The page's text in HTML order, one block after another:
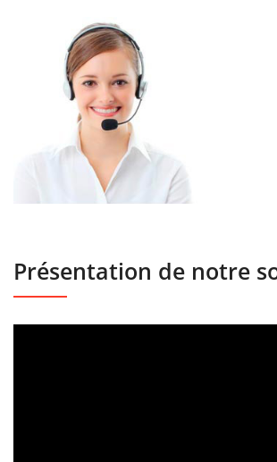
Présentation de notre